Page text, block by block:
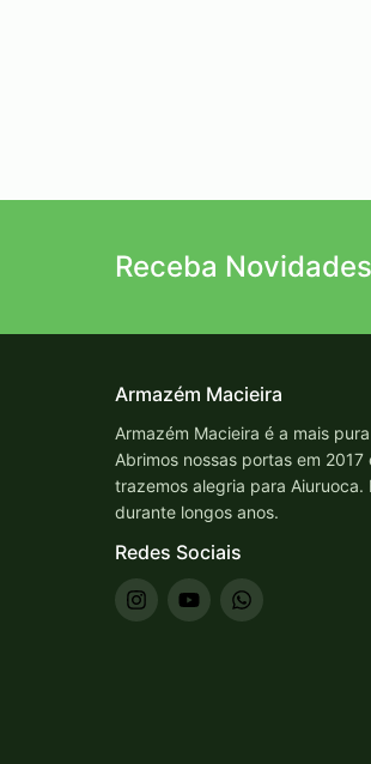
Receba Novidades
Armazém Macieira
Armazém Macieira é a mais
Abrimos nossas portas em
trazemos alegria para Aiuruoca.
durante longos anos.
Redes Sociais